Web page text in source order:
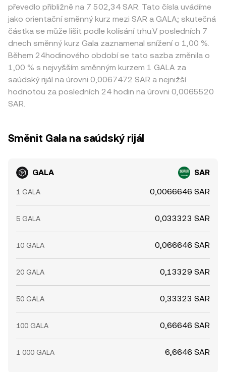
převedlo přibližně na 7 502,34 SAR. Tato čísla uvádíme
jako orientační směnný kurz mezi SAR a GALA; skutečná
částka se může lišit podle kolísání trhu.V posledních 7
dnech směnný kurz Gala zaznamenal snížení o 1,00 %.
Během 24hodinového období se tato sazba změnila o
1,00 % s nejvyšším směnným kurzem 1 GALA za
saúdský rijál na úrovni 0,0067472 SAR a nejnižší
hodnotou za posledních 24 hodin na úrovni 0,0065520
SAR.
Směnit Gala na saúdský rijál
GALA SAR
1 GALA 0,0066646 SAR
5 GALA 0,033323 SAR
10 GALA 0,066646 SAR
20 GALA 0,13329 SAR
50 GALA 0,33323 SAR
100 GALA 0,66646 SAR
1 000 GALA 6,6646 SAR